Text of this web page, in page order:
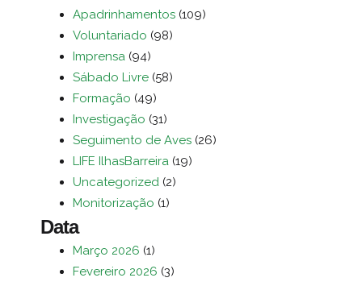
Apadrinhamentos (109)
Voluntariado (98)
Imprensa (94)
Sábado Livre (58)
Formação (49)
Investigação (31)
Seguimento de Aves (26)
LIFE IlhasBarreira (19)
Uncategorized (2)
Monitorização (1)
Data
Março 2026 (1)
Fevereiro 2026 (3)